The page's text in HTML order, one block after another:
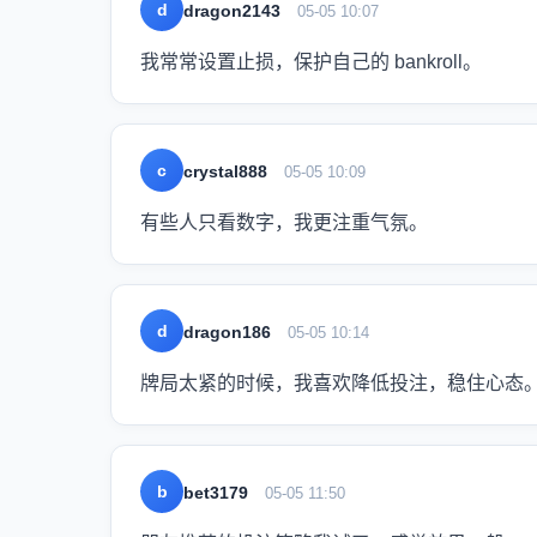
d dragon2143 05-05 10:07
我常常设置止损，保护自己的 bankroll。
c crystal888 05-05 10:09
有些人只看数字，我更注重气氛。
d dragon186 05-05 10:14
牌局太紧的时候，我喜欢降低投注，稳住心态。
b bet3179 05-05 11:50